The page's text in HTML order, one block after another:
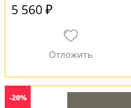
5 560 ₽
-20%